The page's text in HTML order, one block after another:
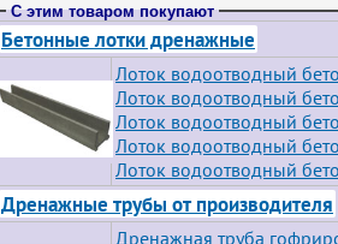
С этим товаром покупают
Бетонные лотки дренажные
Лоток водоотводный
Лоток водоотводный
Лоток водоотводный
Лоток водоотводный
Лоток водоотводный
Дренажные трубы от производителя
Дренажная труба